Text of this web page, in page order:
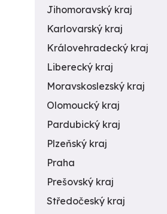
Jihomoravský kraj
Karlovarský kraj
Královehradecký kraj
Liberecký kraj
Moravskoslezský kraj
Olomoucký kraj
Pardubický kraj
Plzeňský kraj
Praha
Prešovský kraj
Středočeský kraj